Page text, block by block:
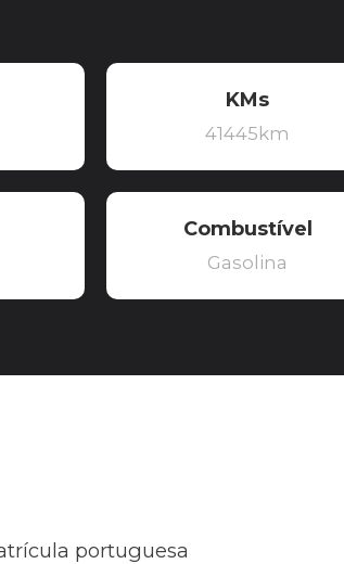
KMs
41445km
Combustível
Gasolina
portuguesa